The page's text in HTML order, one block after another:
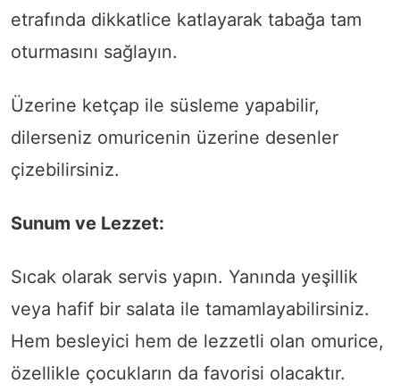
etrafında dikkatlice katlayarak tabağa tam
oturmasını sağlayın.
Üzerine ketçap ile süsleme yapabilir,
dilerseniz omuricenin üzerine desenler
çizebilirsiniz.
Sunum ve Lezzet:
Sıcak olarak servis yapın. Yanında yeşillik
veya hafif bir salata ile tamamlayabilirsiniz.
Hem besleyici hem de lezzetli olan omurice,
özellikle çocukların da favorisi olacaktır.